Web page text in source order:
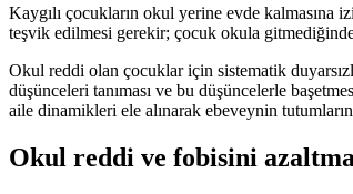
Kaygılı çocukların okul yerine evde kalmasına
teşvik edilmesi gerekir; çocuk okula
Okul reddi olan çocuklar için sistematik
düşünceleri tanıması ve bu düşüncelerle
aile dinamikleri ele alınarak ebeveynin
Okul reddi ve fobisini